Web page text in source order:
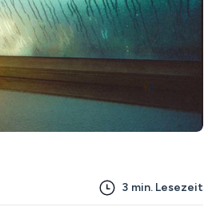
3 min. Lesezeit